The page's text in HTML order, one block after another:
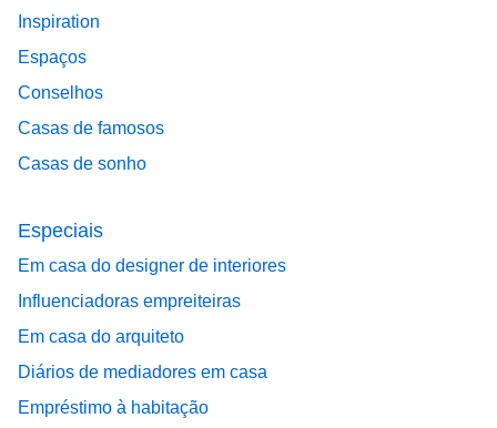
Inspiration
Espaços
Conselhos
Casas de famosos
Casas de sonho
Especiais
Em casa do designer de interiores
Influenciadoras empreiteiras
Em casa do arquiteto
Diários de mediadores em casa
Empréstimo à habitação